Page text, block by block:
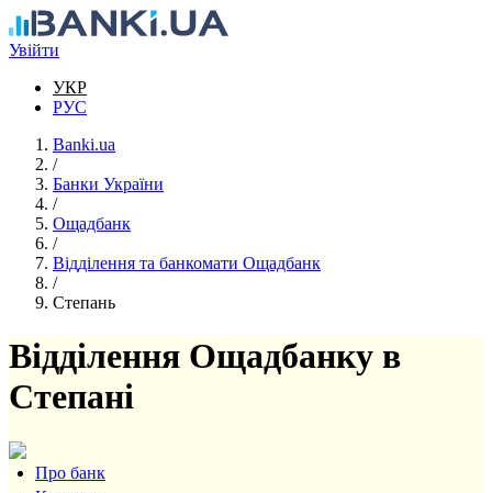
Перейти до основного вмісту
Увійти
УКР
РУС
Banki.ua
/
Банки України
/
Ощадбанк
/
Відділення та банкомати Ощадбанк
/
Степань
Відділення Ощадбанку в
Степані
Про банк